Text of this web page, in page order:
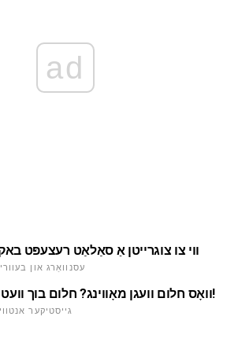
ad
ווי צו צוגרייטן אַ סאַלאַט רעצעפּט
עסנוואַרג און
וואָס חלום וועגן מאָווינג? חלום בוך וועט זאָגן!
גייסטיקער